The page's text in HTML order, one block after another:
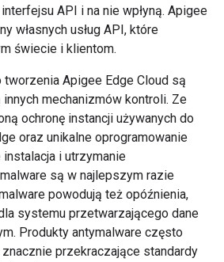
API i na nie wpłyną. Apigee
własnych usług API, które
świecie i klientom.
tworzenia Apigee Edge Cloud są
mechanizmów kontroli. Ze
ochronę instancji używanych do
oraz unikalne oprogramowanie
i utrzymanie
są w najlepszym razie
powodują też opóźnienia,
systemu przetwarzającego dane
Produkty antymalware często
przekraczające standardy